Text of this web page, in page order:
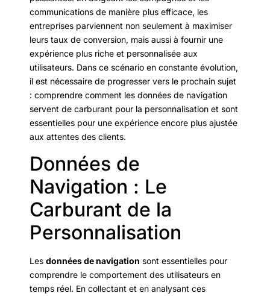
communications de manière plus efficace, les
entreprises parviennent non seulement à maximiser
leurs taux de conversion, mais aussi à fournir une
expérience plus riche et personnalisée aux
utilisateurs. Dans ce scénario en constante évolution,
il est nécessaire de progresser vers le prochain sujet
: comprendre comment les données de navigation
servent de carburant pour la personnalisation et sont
essentielles pour une expérience encore plus ajustée
aux attentes des clients.
Données de
Navigation : Le
Carburant de la
Personnalisation
Les données de navigation sont essentielles pour
comprendre le comportement des utilisateurs en
temps réel. En collectant et en analysant ces